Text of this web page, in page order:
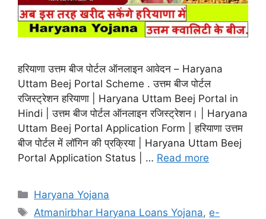
हरियाणा उत्तम बीज पोर्टल ऑनलाइन आवेदन – Haryana
Uttam Beej Portal Scheme . उत्तम बीज पोर्टल
रजिस्ट्रेशन हरियाणा | Haryana Uttam Beej Portal in
Hindi | उत्तम बीज पोर्टल ऑनलाइन रजिस्ट्रेशन। | Haryana
Uttam Beej Portal Application Form | हरियाणा उत्तम
बीज पोर्टल में लॉगिन की प्रक्रिया | Haryana Uttam Beej
Portal Application Status | … Read more
Categories
Haryana Yojana
Tags
Atmanirbhar Haryana Loans Yojana, e-